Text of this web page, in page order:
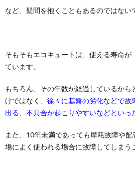
など、疑問を抱くこともあるのではない
そもそもエコキュートは、使える寿命
ています。
もちろん、その年数が経過しているから
けではなく、 徐々に基盤の劣化などで故
出る、不具合が起こりやすいなどといっ
また、10年未満であっても摩耗故障や
場によく使われる場合に故障してしまう